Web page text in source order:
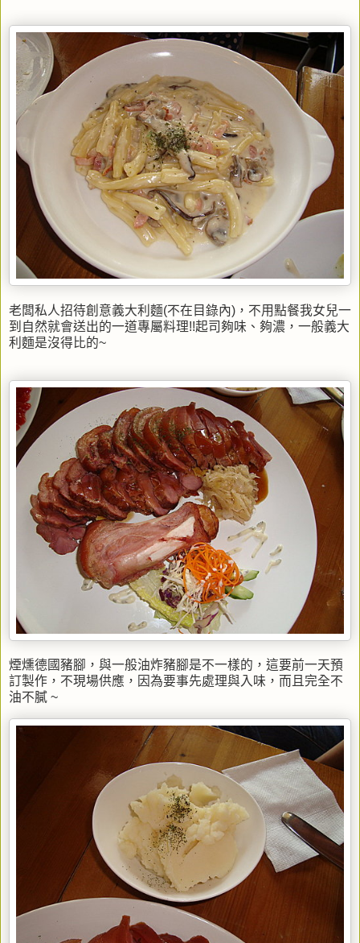
老闆私人招待創意義大利麵(不在目錄內)，不用點餐我女兒一
到自然就會送出的一道專屬料理!!起司夠味、夠濃，一般義大
利麵是沒得比的~
煙燻德國豬腳，與一般油炸豬腳是不一樣的，這要前一天預
訂製作，不現場供應，因為要事先處理與入味，而且完全不
油不膩 ~